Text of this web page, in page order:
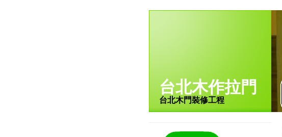
台北木作拉門
台北木門裝修工程